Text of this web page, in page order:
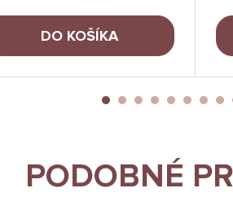
DO KOŠÍKA
PODOBNÉ